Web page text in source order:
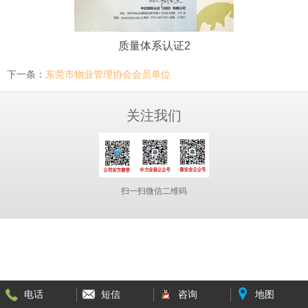
质量体系认证2
下一条： 东莞市物业管理协会会员单位
关注我们
扫一扫微信二维码
电话 短信 咨询 地图